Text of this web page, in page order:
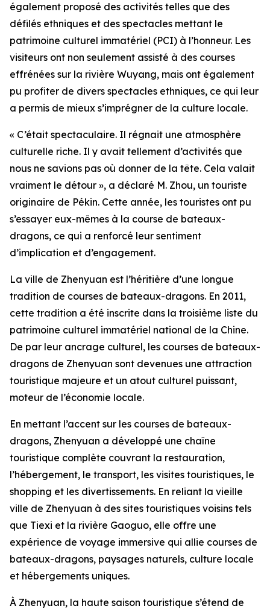
également proposé des activités telles que des
défilés ethniques et des spectacles mettant le
patrimoine culturel immatériel (PCI) à l’honneur. Les
visiteurs ont non seulement assisté à des courses
effrénées sur la rivière Wuyang, mais ont également
pu profiter de divers spectacles ethniques, ce qui leur
a permis de mieux s’imprégner de la culture locale.
« C’était spectaculaire. Il régnait une atmosphère
culturelle riche. Il y avait tellement d’activités que
nous ne savions pas où donner de la tête. Cela valait
vraiment le détour », a déclaré M. Zhou, un touriste
originaire de Pékin. Cette année, les touristes ont pu
s’essayer eux-mêmes à la course de bateaux-
dragons, ce qui a renforcé leur sentiment
d’implication et d’engagement.
La ville de Zhenyuan est l’héritière d’une longue
tradition de courses de bateaux-dragons. En 2011,
cette tradition a été inscrite dans la troisième liste du
patrimoine culturel immatériel national de la Chine.
De par leur ancrage culturel, les courses de bateaux-
dragons de Zhenyuan sont devenues une attraction
touristique majeure et un atout culturel puissant,
moteur de l’économie locale.
En mettant l’accent sur les courses de bateaux-
dragons, Zhenyuan a développé une chaîne
touristique complète couvrant la restauration,
l’hébergement, le transport, les visites touristiques, le
shopping et les divertissements. En reliant la vieille
ville de Zhenyuan à des sites touristiques voisins tels
que Tiexi et la rivière Gaoguo, elle offre une
expérience de voyage immersive qui allie courses de
bateaux-dragons, paysages naturels, culture locale
et hébergements uniques.
À Zhenyuan, la haute saison touristique s’étend de